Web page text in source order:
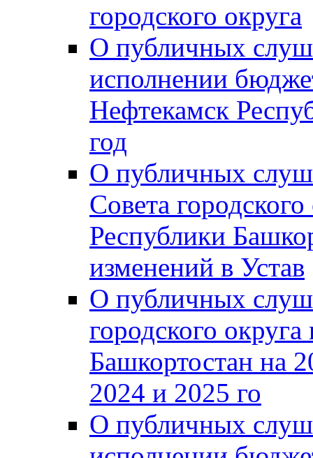
городского округа
О публичных
исполнении
Нефтекамск
год
О публичных
Совета
Республики
изменений в Устав
О публичных
городского
Башкортостан на
2024 и 2025 го
О публичных